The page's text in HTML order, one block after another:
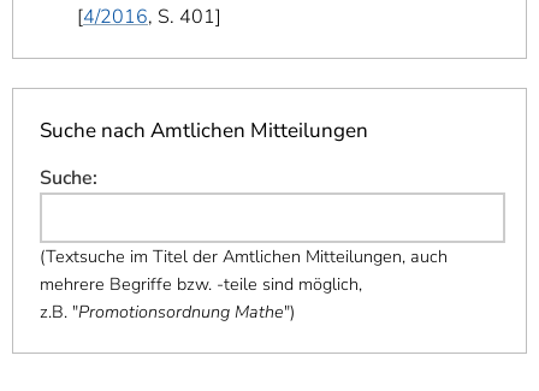
4/2016, S. 401
Suche nach Amtlichen Mitteilungen
Suche:
(Textsuche im Titel der Amtlichen Mitteilungen, auch
mehrere Begriffe bzw. -teile sind möglich,
z.B. "Promotionsordnung Mathe")